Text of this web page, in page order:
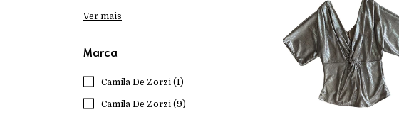
Ver mais
Marca
Camila De Zorzi (1)
Camila De Zorzi (9)